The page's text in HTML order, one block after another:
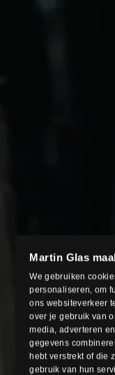
Martin Glas
We gebruiken
personaliseren, om
ons websiteverkeer
over je gebruik van
media, adverteren
gegevens
hebt verstrekt of die
gebruik van hun